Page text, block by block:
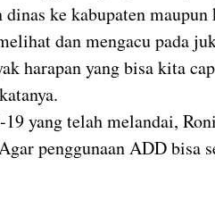
ke kabupaten maupun
dan mengacu pada
harapan yang bisa kita
yang telah melandai,
penggunaan ADD bisa